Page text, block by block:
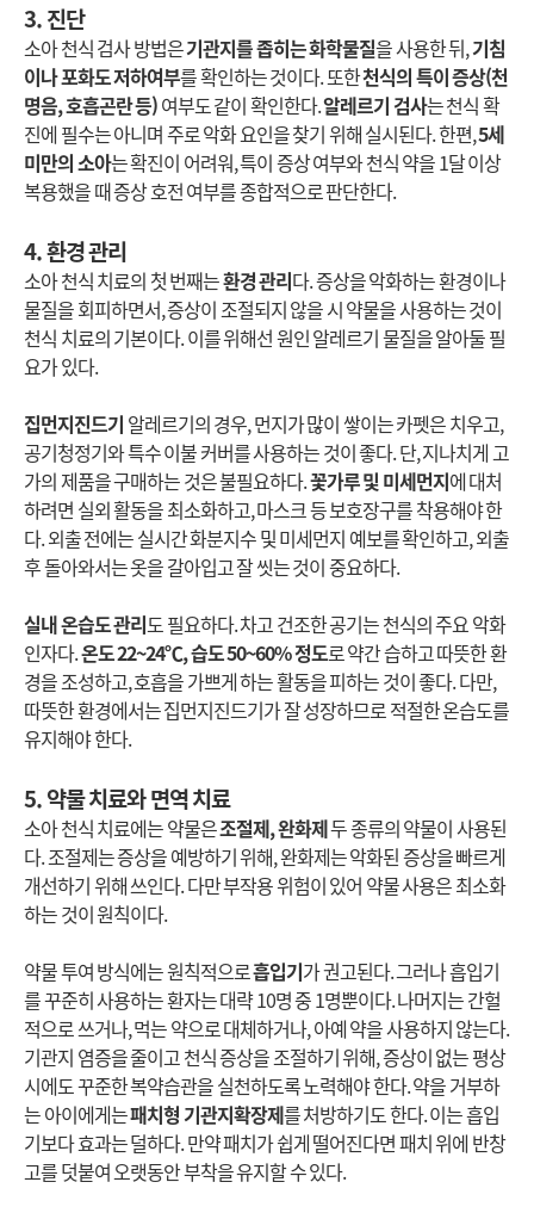
3. 진단
소아 천식 검사 방법은기관지를 좁히는 화학물질을 사용한 뒤,기침
이나 포화도 저하여부를 확인하는 것이다. 또한천식의 특이 증상(천
명음, 호흡곤란 등)여부도 같이 확인한다.알레르기 검사는 천식 확
진에 필수는 아니며 주로 악화 요인을 찾기 위해 실시된다. 한편,5세
미만의 소아는 확진이 어려워, 특이 증상 여부와 천식 약을 1달 이상
복용했을 때 증상 호전 여부를 종합적으로 판단한다.
4. 환경 관리
소아 천식 치료의 첫 번째는환경 관리다. 증상을 악화하는 환경이나
물질을 회피하면서, 증상이 조절되지 않을 시 약물을 사용하는 것이
천식 치료의 기본이다. 이를 위해선 원인 알레르기 물질을 알아둘 필
요가 있다.
집먼지진드기 알레르기의 경우, 먼지가 많이 쌓이는 카펫은 치우고,
공기청정기와 특수 이불 커버를 사용하는 것이 좋다. 단, 지나치게 고
가의 제품을 구매하는 것은 불필요하다.꽃가루 및 미세먼지에 대처
하려면 실외 활동을 최소화하고, 마스크 등 보호장구를 착용해야 한
다. 외출 전에는 실시간 화분지수 및 미세먼지 예보를 확인하고, 외출
후 돌아와서는 옷을 갈아입고 잘 씻는 것이 중요하다.
실내 온습도 관리도 필요하다. 차고 건조한 공기는 천식의 주요 악화
인자다.온도 22~24℃, 습도 50~60% 정도로 약간 습하고 따뜻한 환
경을 조성하고, 호흡을 가쁘게 하는 활동을 피하는 것이 좋다. 다만,
따뜻한 환경에서는 집먼지진드기가 잘 성장하므로 적절한 온습도를
유지해야 한다.
5. 약물 치료와 면역 치료
소아 천식 치료에는 약물은조절제, 완화제두 종류의 약물이 사용된
다. 조절제는 증상을 예방하기 위해, 완화제는 악화된 증상을 빠르게
개선하기 위해 쓰인다. 다만 부작용 위험이 있어 약물 사용은 최소화
하는 것이 원칙이다.
약물 투여 방식에는 원칙적으로흡입기가 권고된다. 그러나 흡입기
를 꾸준히 사용하는 환자는 대략 10명 중 1명뿐이다. 나머지는 간헐
적으로 쓰거나, 먹는 약으로 대체하거나, 아예 약을 사용하지 않는다.
기관지 염증을 줄이고 천식 증상을 조절하기 위해, 증상이 없는 평상
시에도 꾸준한 복약습관을 실천하도록 노력해야 한다. 약을 거부하
는 아이에게는패치형 기관지확장제를 처방하기도 한다. 이는 흡입
기보다 효과는 덜하다. 만약 패치가 쉽게 떨어진다면 패치 위에 반창
고를 덧붙여 오랫동안 부착을 유지할 수 있다.